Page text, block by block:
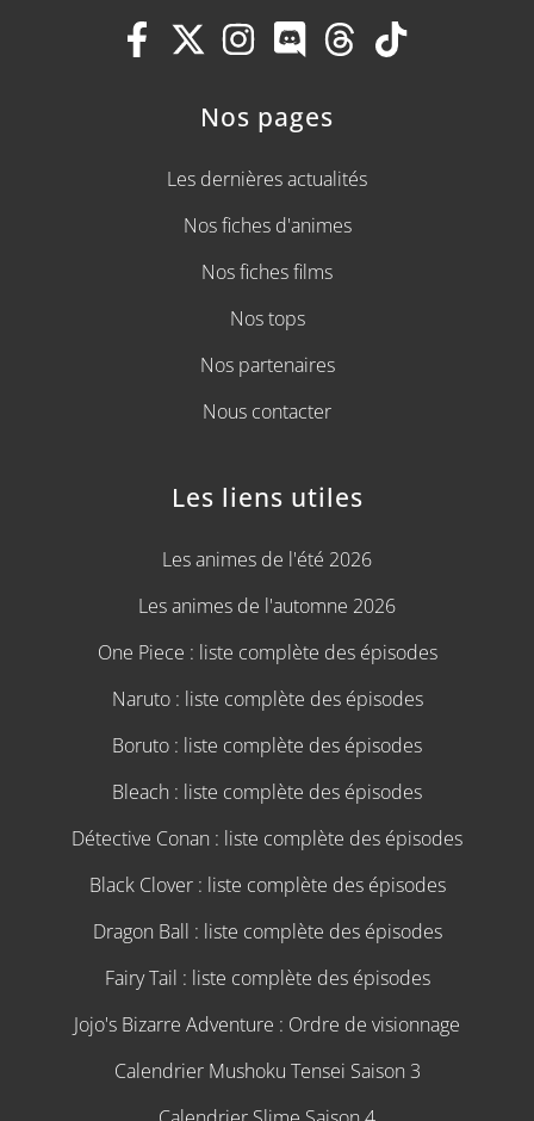
Nos pages
Les dernières actualités
Nos fiches d'animes
Nos fiches films
Nos tops
Nos partenaires
Nous contacter
Les liens utiles
Les animes de l'été 2026
Les animes de l'automne 2026
One Piece : liste complète des épisodes
Naruto : liste complète des épisodes
Boruto : liste complète des épisodes
Bleach : liste complète des épisodes
Détective Conan : liste complète des épisodes
Black Clover : liste complète des épisodes
Dragon Ball : liste complète des épisodes
Fairy Tail : liste complète des épisodes
Jojo's Bizarre Adventure : Ordre de visionnage
Calendrier Mushoku Tensei Saison 3